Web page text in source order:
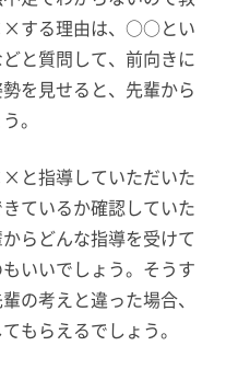
する理由は、○○とい
と質問して、前向きに
を見せると、先輩から
。
指導していただいた
ているか確認していた
らどんな指導を受けて
いいでしょう。そうす
の考えと違った場合、
もらえるでしょう。